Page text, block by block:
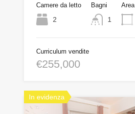
Camere da letto
2
Bagni
1
Area
Curriculum vendite
€255,000
In evidenza